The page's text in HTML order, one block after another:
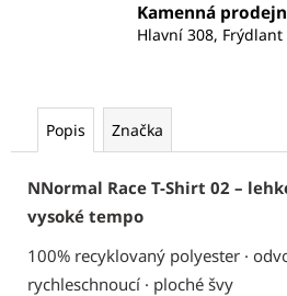
Kamenná
Hlavní 308, Frýdlant
Popis Značka
NNormal Race T-Shirt 02 –
vysoké tempo
100% recyklovaný polyester ·
rychleschnoucí · ploché švy